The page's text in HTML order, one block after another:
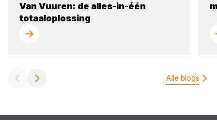
Van Vuuren: de alles-in-één
totaaloplossing
Alle blogs